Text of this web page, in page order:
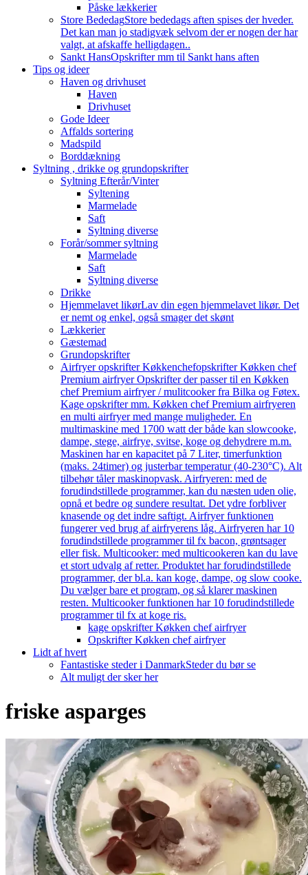
Påske lækkerier
Store BededagStore bededags aften spises der hveder.
Det kan man jo stadigvæk selvom der er nogen der har
valgt, at afskaffe helligdagen..
Sankt HansOpskrifter mm til Sankt hans aften
Tips og ideer
Haven og drivhuset
Haven
Drivhuset
Gode Ideer
Affalds sortering
Madspild
Borddækning
Syltning , drikke og grundopskrifter
Syltning Efterår/Vinter
Syltening
Marmelade
Saft
Syltning diverse
Forår/sommer syltning
Marmelade
Saft
Syltning diverse
Drikke
Hjemmelavet likørLav din egen hjemmelavet likør. Det
er nemt og enkel, også smager det skønt
Lækkerier
Gæstemad
Grundopskrifter
Airfryer opskrifter Køkkenchefopskrifter Køkken chef
Premium airfryer Opskrifter der passer til en Køkken
chef Premium airfryer / mulitcooker fra Bilka og Føtex.
Kage opskrifter mm. Køkken chef Premium airfryeren
en multi airfryer med mange muligheder. En
multimaskine med 1700 watt der både kan slowcooke,
dampe, stege, airfrye, svitse, koge og dehydrere m.m.
Maskinen har en kapacitet på 7 Liter, timerfunktion
(maks. 24timer) og justerbar temperatur (40-230°C). Alt
tilbehør tåler maskinopvask. Airfryeren: med de
forudindstillede programmer, kan du næsten uden olie,
opnå et bedre og sundere resultat. Det ydre forbliver
knasende og det indre saftigt. Airfryer funktionen
fungerer ved brug af airfryerens låg. Airfryeren har 10
forudindstillede programmer til fx bacon, grøntsager
eller fisk. Multicooker: med multicookeren kan du lave
et stort udvalg af retter. Produktet har forudindstillede
programmer, der bl.a. kan koge, dampe, og slow cooke.
Du vælger bare et program, og så klarer maskinen
resten. Multicooker funktionen har 10 forudindstillede
programmer til fx at koge ris.
kage opskrifter Køkken chef airfryer
Opskrifter Køkken chef airfryer
Lidt af hvert
Fantastiske steder i DanmarkSteder du bør se
Alt muligt der sker her
friske asparges